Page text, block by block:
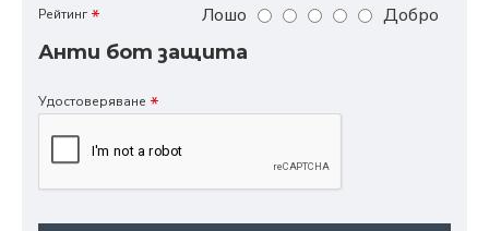
Рейтинг Лошо
Добро
Анти бот защита
Удостоверяване